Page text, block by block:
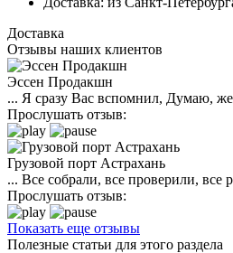
Доставка
Отзывы наших клиентов
Эссен Продакшн
... Я сразу Вас вспомнил, Думаю,
Прослушать отзыв:
Грузовой порт Астрахань
... Все собрали, все проверили,
Прослушать отзыв:
Показать еще отзывы
Полезные статьи для этого раздела